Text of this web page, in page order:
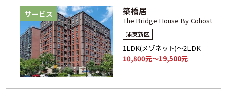
サービス 築橋居
The Bridge House By Cohost
浦東新区
1LDK(メゾネット)～2LDK
10,800元～19,500元